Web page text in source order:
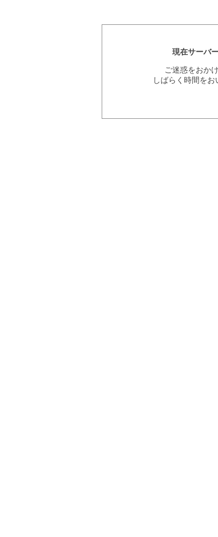
現在サーバ
ご迷惑をおか
しばらく時間を